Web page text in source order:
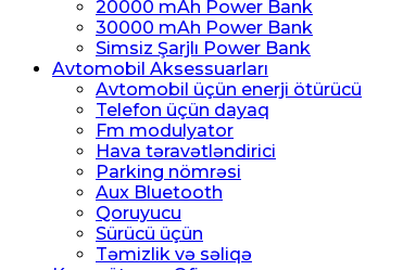
20000 mAh Power Bank
30000 mAh Power Bank
Simsiz Şarjlı Power Bank
Avtomobil Aksessuarları
Avtomobil üçün enerji ötürücü
Telefon üçün dayaq
Fm modulyator
Hava təravətləndirici
Parking nömrəsi
Aux Bluetooth
Qoruyucu
Sürücü üçün
Təmizlik və səliqə